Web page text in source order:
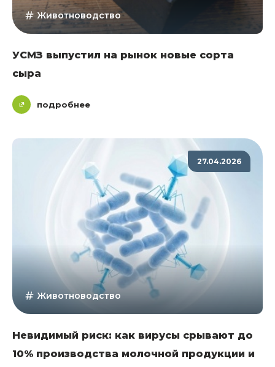
Животноводство
УСМЗ выпустил на рынок новые сорта
сыра
подробнее
27.04.2026
Животноводство
Невидимый риск: как вирусы срывают до
10% производства молочной продукции и